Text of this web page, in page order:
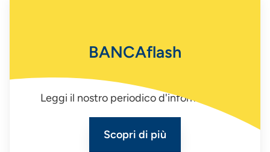
BANCAflash
Leggi il nostro periodico d'informazione
Scopri di più